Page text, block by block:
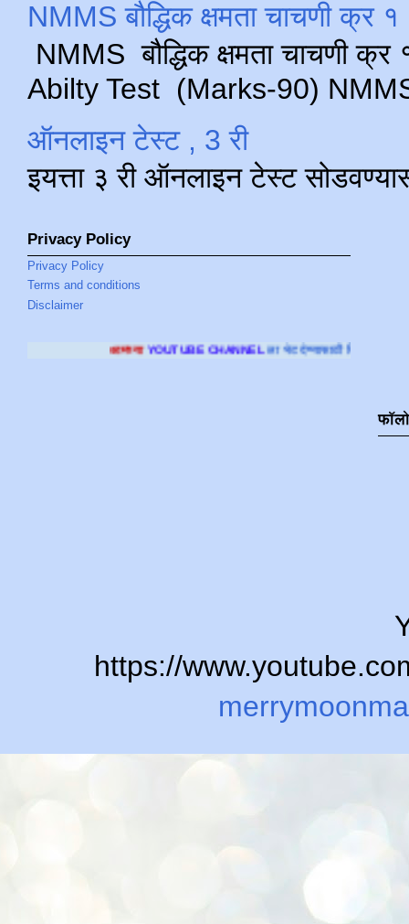
NMMS बौद्धिक क्षमता चाचणी क्र
NMMS बौद्धिक क्षमता चाचणी
Abilty Test (Marks-90) NMMS
ऑनलाइन टेस्ट , 3 री
इयत्ता ३ री ऑनलाइन टेस्ट
Privacy Policy
Privacy Policy
Terms and conditions
Disclaimer
YOUTUBE CHANNELला भेट देण्यासाठी क्लिक करा.
https://